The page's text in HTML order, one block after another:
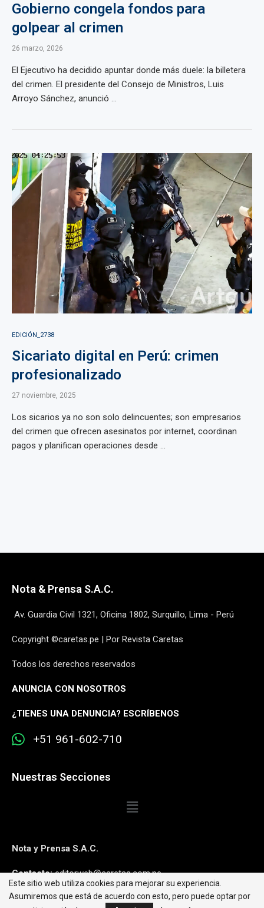
Gobierno congela fondos para
golpear al crimen
26 marzo, 2026
El Ejecutivo ha decidido apuntar donde más duele: la billetera
del crimen. El presidente del Consejo de Ministros, Luis
Arroyo Sánchez, anunció ...
EDICIÓN_2738
Sicariato digital en Perú: crimen
profesionalizado
27 noviembre, 2025
Los sicarios ya no son solo delincuentes; son empresarios
del crimen que ofrecen asesinatos por internet, coordinan
pagos y planifican operaciones desde ...
Nota & Prensa S.A.C.
Av. Guardia Civil 1321, Oficina 1802, Surquillo, Lima - Perú
Copyright ©caretas.pe | Por Revista Caretas
Todos los derechos reservados
ANUNCIA CON NOSOTROS
¿TIENES UNA DENUNCIA? ESCRÍBENOS
+51 961-602-710
Nuestras Secciones
Nota y Prensa S.A.C.
Contacto:editorweb@caretas.com.pe
Síguenos:
Este sitio web utiliza cookies para mejorar su experiencia.
Asumiremos que está de acuerdo con esto, pero puede optar por